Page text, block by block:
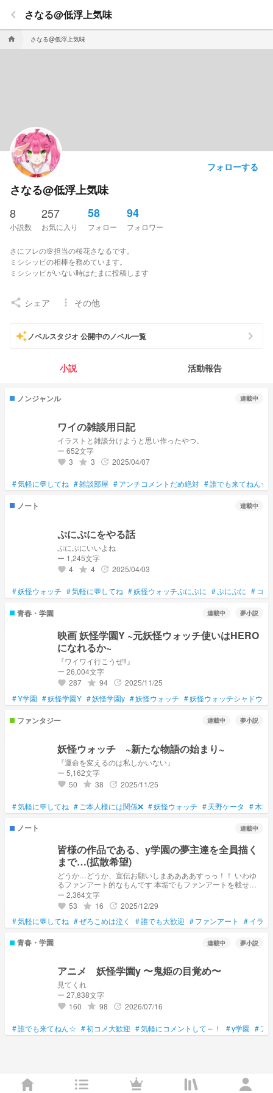
home さなる@低浮上気味
keyboard_arrow_left さなる@低浮上気味
フォローする
さなる@低浮上気味
8
小説数
257
お気に入り
58
フォロー
94
フォロワー
さにフレの🌸担当の桜花さなるです。
ミシシッピの相棒を務めています。
ミシシッピがいない時はたまに投稿します
📢連絡事項📢
アイコンは自作
share シェア more_vert その他
auto_awesomeノベルスタジオ 公開中のノベル一覧 chevron_right
小説 活動報告
ノンジャンル 連載中
ワイの雑談用日記
イラストと雑談分けようと思い作ったやつ。
ー 652文字
favorite 3 grade 3 update 2025/04/07
#気軽に💬してね #雑談部屋 #アンチコメントだめ絶対 #誰でも来てねん☆
ノート 連載中
ぷにぷにをやる話
ぷにぷにいいよね
ー 1,245文字
favorite 4 grade 4 update 2025/04/03
#妖怪ウォッチ #気軽に💬してね #妖怪ウォッチぷにぷに #ぷにぷに # コ
青春・学園 連載中 夢小説
映画 妖怪学園Y ~元妖怪ウォッチ使いはHERO
になれるか~
『ワイワイ行こうぜ‼︎』
ー 26,004文字
favorite 287 grade 94 update 2025/11/25
#Y学園 #妖怪学園Y #妖怪学園y #妖怪ウォッチ #妖怪ウォッチシャドウサ
ファンタジー 連載中 夢小説
妖怪ウォッチ ~新たな物語の始まり~
『運命を変えるのは私しかいない』
ー 5,162文字
favorite 50 grade 38 update 2025/11/25
#気軽に💬してね # ご本人様には関係❌ #妖怪ウォッチ #天野ケータ #木霊
ノート 連載中
皆様の作品である、y学園の夢主達を全員描く
まで…(拡散希望)
どうか…どうか、宣伝お願いしまああああすっっ！！ いわゆ
るファンアート的なもんです 本垢でもファンアートを載せて
たんですが、まだ本垢使えなさそうなので、こっちで載せま
す。絡み絵大丈夫な方はコメントで教えて下さい。結婚届出し
とくんで。
ー 2,364文字
favorite 53 grade 16 update 2025/12/29
#気軽に💬してね #ぜろこめは泣く #誰でも大歓迎 #ファンアート #イラス
青春・学園 連載中 夢小説
アニメ 妖怪学園y 〜鬼姫の目覚め〜
見てくれ
ー 27,838文字
favorite 160 grade 98 update 2026/07/16
#誰でも来てねん☆ #初コメ大歓迎 #気軽にコメントして～！ #y学園 #ア